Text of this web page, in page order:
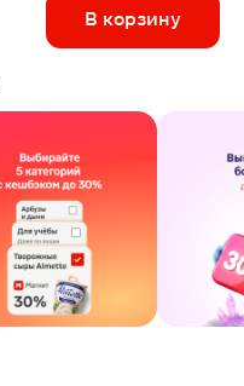
В корзину